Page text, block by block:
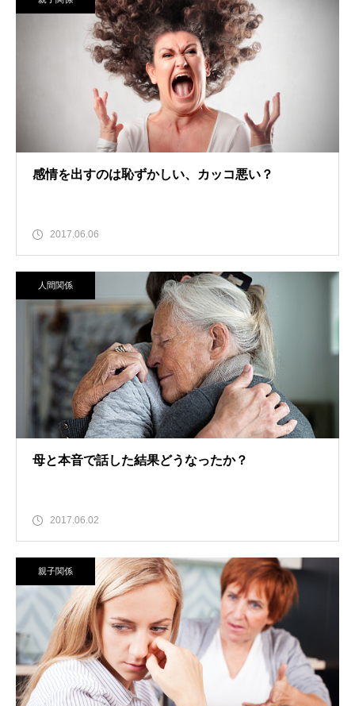
感情を出すのは恥ずかしい、カッコ悪い？
2017.06.06
人間関係
母と本音で話した結果どうなったか？
2017.06.02
親子関係